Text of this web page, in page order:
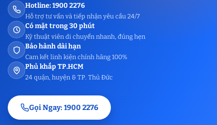
Hotline: 1900 2276
Hỗ trợ tư vấn và tiếp nhận yêu cầu 24/7
Có mặt trong 30 phút
Kỹ thuật viên di chuyển nhanh, đúng hẹn
Bảo hành dài hạn
Cam kết linh kiện chính hãng 100%
Phủ khắp TP.HCM
24 quận, huyện & TP. Thủ Đức
Gọi Ngay: 1900 2276